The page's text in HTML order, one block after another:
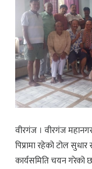
वीरगंज । वीरगंज
पिप्रामा रहेको टोल
कार्यसमिति चयन गरेको